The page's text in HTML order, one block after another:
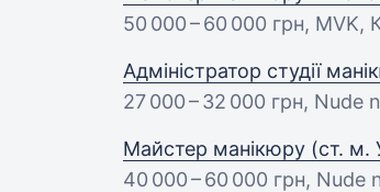
50 000 – 60 000 грн, MVK,
Адміністратор студії
27 000 – 32 000 грн, Nude
Майстер манікюру (ст. м.
40 000 – 60 000 грн, Nude